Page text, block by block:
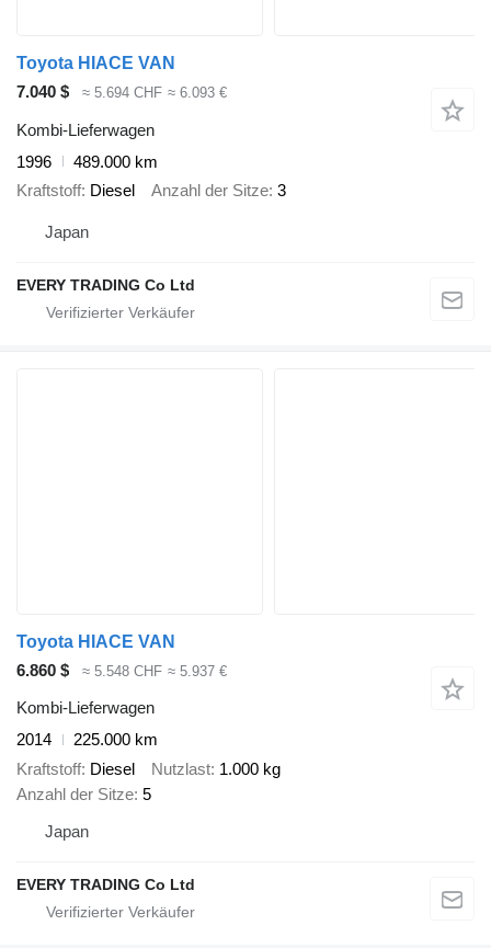
Toyota HIACE VAN
7.040 $
≈ 5.694 CHF ≈ 6.093 €
Kombi-Lieferwagen
1996
489.000 km
Kraftstoff Diesel Anzahl der Sitze 3
Japan
EVERY TRADING Co Ltd
Toyota HIACE VAN
6.860 $
≈ 5.548 CHF ≈ 5.937 €
Kombi-Lieferwagen
2014
225.000 km
Kraftstoff Diesel Nutzlast 1.000 kg
Anzahl der Sitze 5
Japan
EVERY TRADING Co Ltd